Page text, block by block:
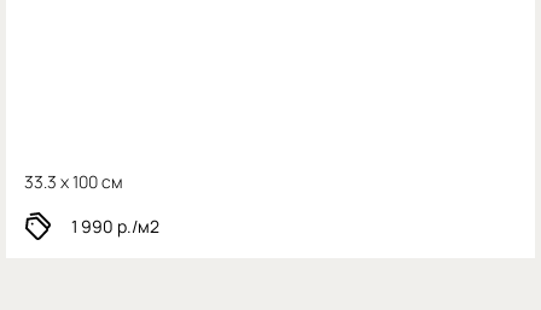
33.3 x 100 см
1 990 р./м2